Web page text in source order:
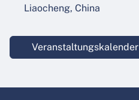
Liaocheng, China
Veranstaltungskalender